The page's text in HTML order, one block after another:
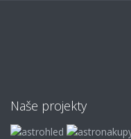
Naše projekty